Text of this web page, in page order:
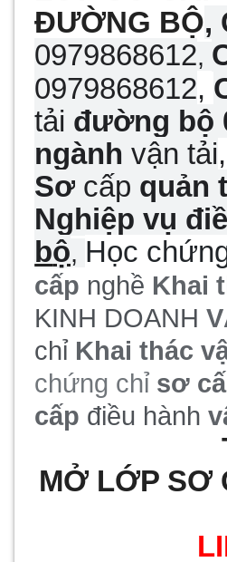
ĐƯỜNG BỘ,
0979868612,
0979868612,
tải đường bộ
ngành vận tải,
Sơ cấp quản
Nghiệp vụ
bộ, Học
cấp nghề Khai
KINH DOANH
chỉ Khai thác
chứng chỉ sơ
cấp điều hành
MỞ LỚP SƠ